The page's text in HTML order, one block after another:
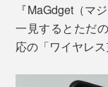
『MaGdget（マ
一見するとただ
応の「ワイヤレ